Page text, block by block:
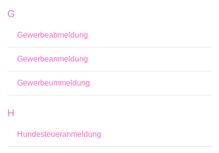
G
Gewerbeabmeldung
Gewerbeanmeldung
Gewerbeummeldung
H
Hundesteueranmeldung